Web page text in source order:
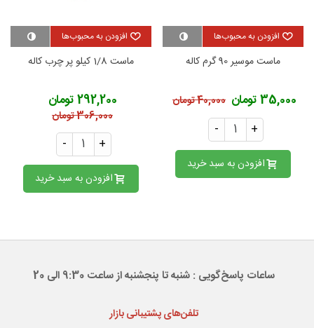
افزودن به محبوب‌ها
ماست موسیر 90 گرم کاله
35,000 تومان 40,000 تومان
- +
افزودن به سبد خرید
افزودن به محبوب‌ها
ماست 1/8 کیلو پر چرب کاله
292,200 تومان
306,000 تومان
- +
افزودن به سبد خرید
ساعات پاسخ‌گویی : شنبه تا پنجشنبه از ساعت 9:30 الی 20
تلفن‌های پشتیبانی بازار